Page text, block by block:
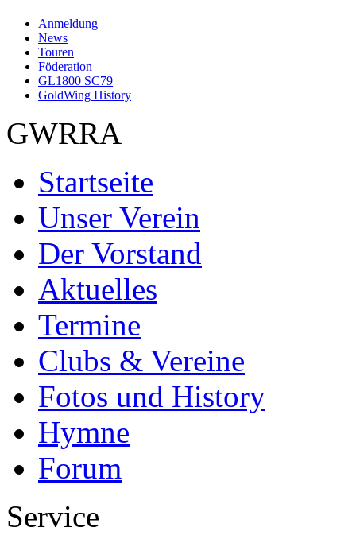
Anmeldung
News
Touren
Föderation
GL1800 SC79
GoldWing History
GWRRA
Startseite
Unser Verein
Der Vorstand
Aktuelles
Termine
Clubs & Vereine
Fotos und History
Hymne
Forum
Service